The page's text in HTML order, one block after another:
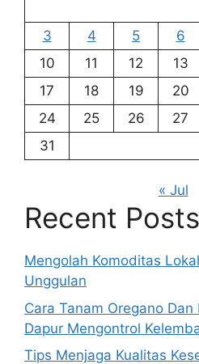
3
4 5 6
10
11 12 13
17
18 19 20
24
25 26 27
31
« Jul
Recent Posts
Mengolah Komoditas
Unggulan
Cara Tanam Oregano
Dapur Mengontrol
Tips Menjaga Kualitas